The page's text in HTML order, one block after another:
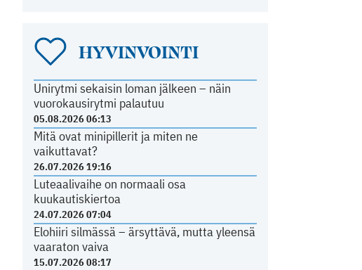
HYVINVOINTI
Unirytmi sekaisin loman jälkeen – näin
vuorokausirytmi palautuu
05.08.2026 06:13
Mitä ovat minipillerit ja miten ne
vaikuttavat?
26.07.2026 19:16
Luteaalivaihe on normaali osa
kuukautiskiertoa
24.07.2026 07:04
Elohiiri silmässä – ärsyttävä, mutta yleensä
vaaraton vaiva
15.07.2026 08:17